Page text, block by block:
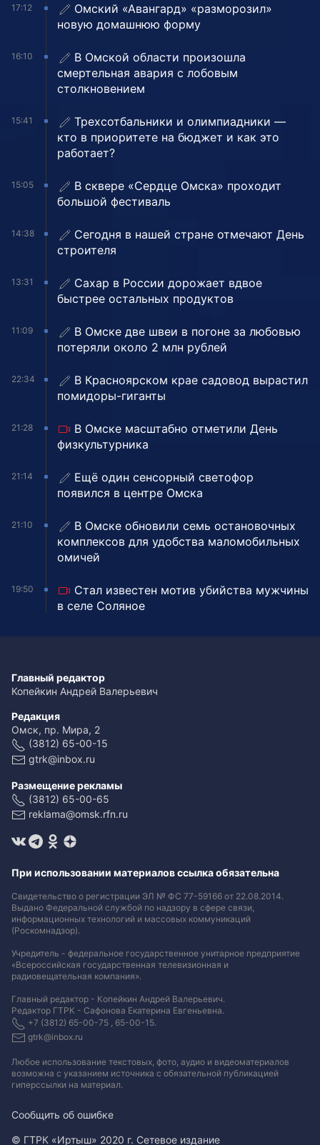
17:12
Омский «Авангард» «разморозил»
новую домашнюю форму
16:10
В Омской области произошла
смертельная авария с лобовым
столкновением
15:41
Трехсотбальники и олимпиадники —
кто в приоритете на бюджет и как это
работает?
15:05
В сквере «Сердце Омска» проходит
большой фестиваль
14:38
Сегодня в нашей стране отмечают День
строителя
13:31
Сахар в России дорожает вдвое
быстрее остальных продуктов
11:09
В Омске две швеи в погоне за любовью
потеряли около 2 млн рублей
22:34
В Красноярском крае садовод вырастил
помидоры-гиганты
21:28
В Омске масштабно отметили День
физкультурника
21:14
Ещё один сенсорный светофор
появился в центре Омска
21:10
В Омске обновили семь остановочных
комплексов для удобства маломобильных
омичей
19:50
Стал известен мотив убийства мужчины
в селе Соляное
Главный редактор
Копейкин Андрей Валерьевич
Редакция
Омск, пр. Мира, 2
(3812) 65-00-15
gtrk@inbox.ru
Размещение рекламы
(3812) 65-00-65
reklama@omsk.rfn.ru
При использовании материалов ссылка обязательна
Свидетельство о регистрации ЭЛ № ФС 77-59166 от 22.08.2014.
Выдано Федеральной службой по надзору в сфере связи,
информационных технологий и массовых коммуникаций
(Роскомнадзор).
Учредитель - федеральное государственное унитарное предприятие
«Всероссийская государственная телевизионная и
радиовещательная компания».
Главный редактор - Копейкин Андрей Валерьевич.
Редактор ГТРК - Сафонова Екатерина Евгеньевна.
+7 (3812) 65-00-75 , 65-00-15.
gtrk@inbox.ru
Любое использование текстовых, фото, аудио и видеоматериалов
возможна с указанием источника с обязательной публикацией
гиперссылки на материал.
Сообщить об ошибке
© ГТРК «Иртыш» 2020 г. Сетевое издание